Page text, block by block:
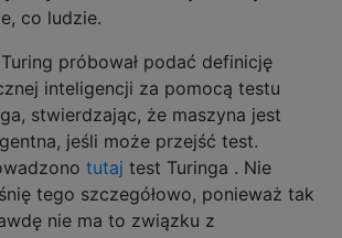
co ludzie.
próbował podać definicję
inteligencji za pomocą testu
stwierdzając, że maszyna jest
jeśli może przejść test.
tutaj test Turinga . Nie
tego szczegółowo, ponieważ tak
nie ma to związku z